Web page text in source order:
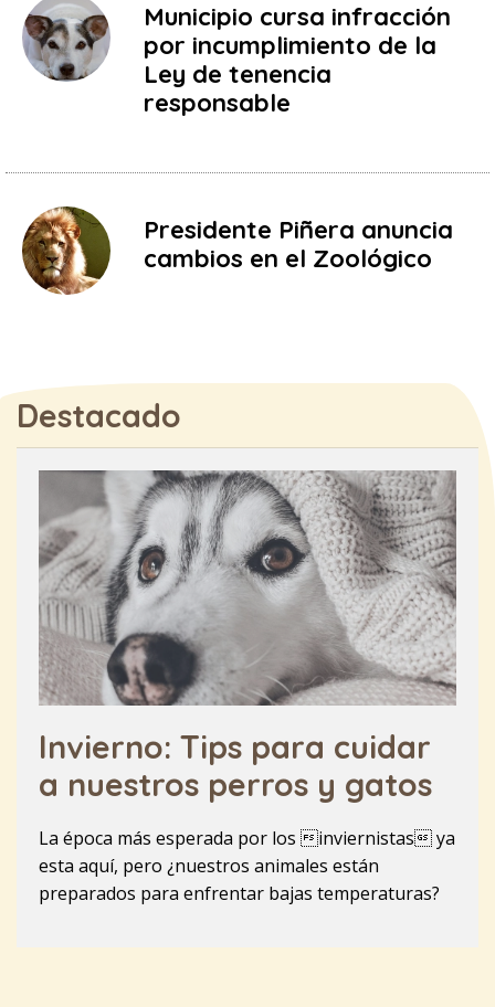
Municipio cursa infracción
por incumplimiento de la
Ley de tenencia
responsable
Presidente Piñera anuncia
cambios en el Zoológico
Destacado
Invierno: Tips para cuidar
a nuestros perros y gatos
La época más esperada por los inviernistas ya
esta aquí, pero ¿nuestros animales están
preparados para enfrentar bajas temperaturas?